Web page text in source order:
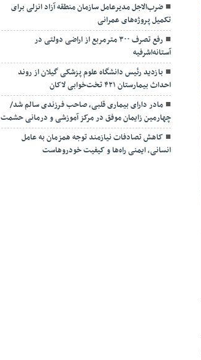
ضرب‌الاجل مدیرعامل سازمان منطقه آزاد انزلی برای
تکمیل پروژه‌های عمرانی
رفع تصرف ۳۰۰ مترمربع از اراضی دولتی در
آستانه‌اشرفیه
بازدید رئیس دانشگاه علوم پزشکی گیلان از روند
احداث بیمارستان ۴۲۱ تخت‌خوابی لاکان
مادر دارای بیماری قلبی، صاحب فرزندی سالم شد/
چهارمین زایمان موفق در مرکز آموزشی و درمانی حشمت
کاهش تصادفات نیازمند توجه همزمان به عامل
انسانی، ایمنی راه‌ها و کیفیت خودروهاست